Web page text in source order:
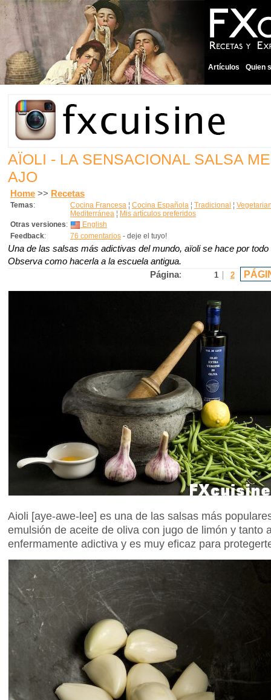
Artículos Quien
AÏOLI - LA SENSACIONAL SALSA
AJO
Home >> Recetas
Temas: Cocina Francesa ¦ Cocina Española ¦ Tradicional ¦
Mediterránea ¦ Mis artículos preferidos
Otras versiones:
English
Feedback: 76 comentarios - deje el tuyo!
Una de las salsas más adictivas del mundo, aïoli se hace por
Observa como hacerla a la escuela antigua.
Página: 1 2
Aioli [aye-awe-lee] es una de las salsas más
emulsión de aceite de oliva con jugo de limón y tanto
enfermamente adictiva y es muy eficaz para